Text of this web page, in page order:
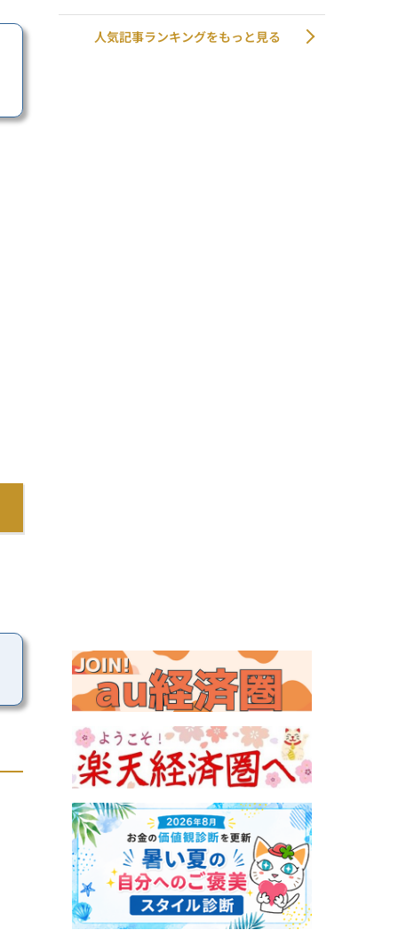
人気記事ランキングをもっと見る